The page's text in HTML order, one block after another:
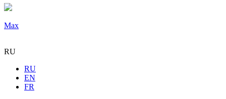
Max
RU
RU
EN
FR